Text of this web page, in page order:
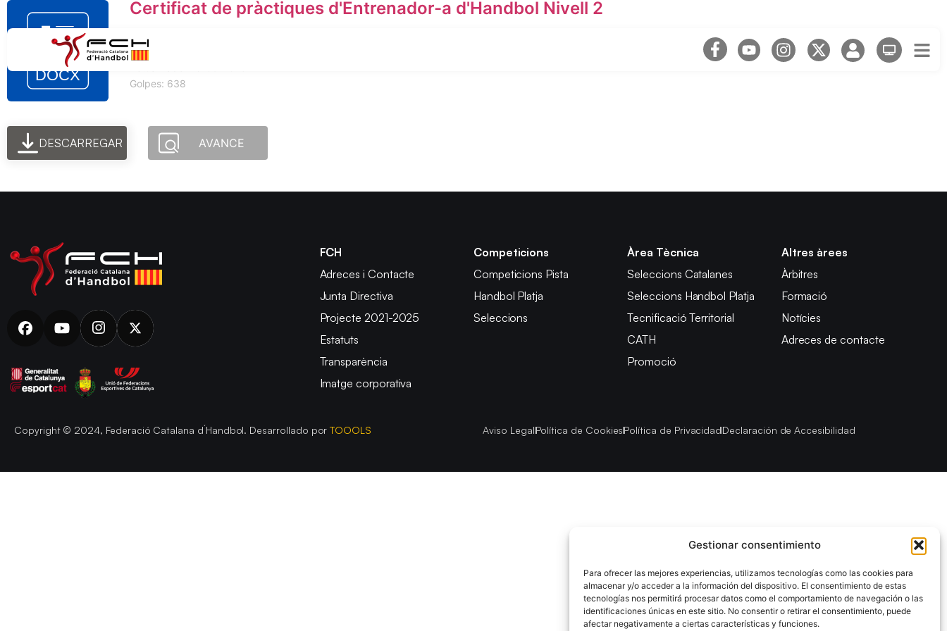
Gestionar consentimiento
Para ofrecer las mejores experiencias, utilizamos tecnologías como las cookies para
almacenar y/o acceder a la información del dispositivo. El consentimiento de estas
tecnologías nos permitirá procesar datos como el comportamiento de navegación o las
identificaciones únicas en este sitio. No consentir o retirar el consentimiento, puede
afectar negativamente a ciertas características y funciones.
Certificat de pràctiques d'Entrenador-a d'Handbol Nivell 2
Creado: 12-07-2024
Golpes: 638
DESCARREGAR AVANCE
FCH
Adreces i Contacte
Junta Directiva
Projecte 2021-2025
Estatuts
Transparència
Imatge corporativa
Competicions
Competicions Pista
Handbol Platja
Seleccions
Àrea Tècnica
Seleccions Catalanes
Seleccions Handbol Platja
Tecnificació Territorial
CATH
Promoció
Altres àrees
Àrbitres
Formació
Notícies
Adreces de contacte
Copyright © 2024, Federació Catalana d´Handbol. Desarrollado porTOOOLS Aviso LegalPolítica de CookiesPolítica de PrivacidadDeclaración de Accesibilidad